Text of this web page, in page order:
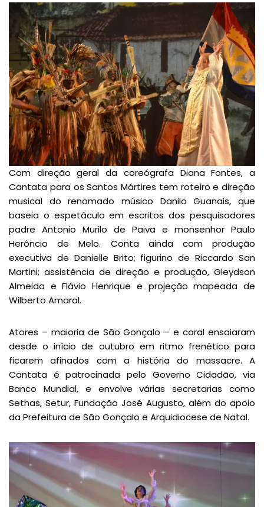
Com direção geral da coreógrafa Diana Fontes, a
Cantata para os Santos Mártires tem roteiro e direção
musical do renomado músico Danilo Guanais, que
baseia o espetáculo em escritos dos pesquisadores
padre Antonio Murilo de Paiva e monsenhor Paulo
Herôncio de Melo. Conta ainda com produção
executiva de Danielle Brito; figurino de Riccardo San
Martini; assistência de direção e produção, Gleydson
Almeida e Flávio Henrique e projeção mapeada de
Wilberto Amaral.
Atores – maioria de São Gonçalo – e coral ensaiaram
desde o início de outubro em ritmo frenético para
ficarem afinados com a história do massacre. A
Cantata é patrocinada pelo Governo Cidadão, via
Banco Mundial, e envolve várias secretarias como
Sethas, Setur, Fundação José Augusto, além do apoio
da Prefeitura de São Gonçalo e Arquidiocese de Natal.